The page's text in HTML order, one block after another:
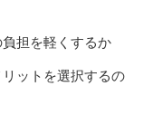
担を軽くするか
ットを選択するの